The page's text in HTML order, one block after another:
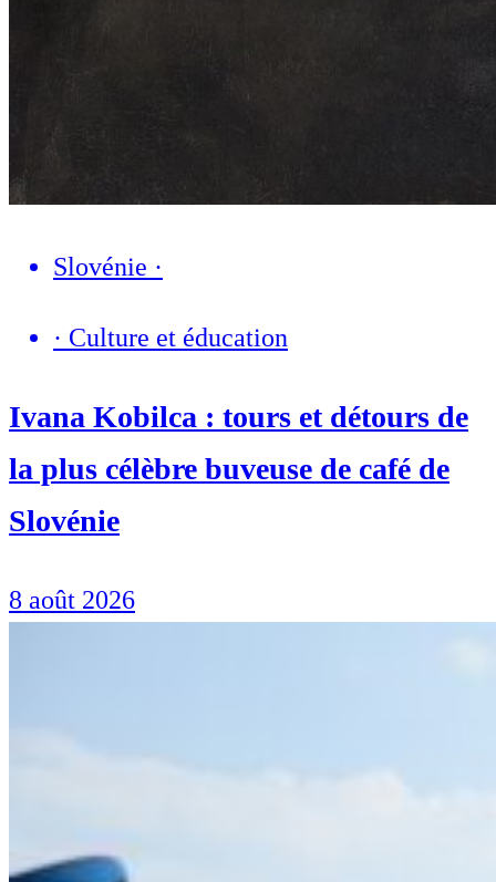
Slovénie ·
· Culture et éducation
Ivana Kobilca : tours et détours de
la plus célèbre buveuse de café de
Slovénie
8 août 2026